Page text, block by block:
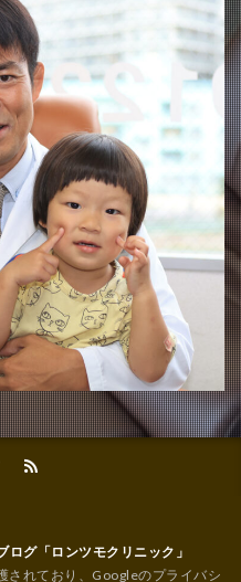
ログ「ロンツモクリニック」
されており、Googleのプライバシ